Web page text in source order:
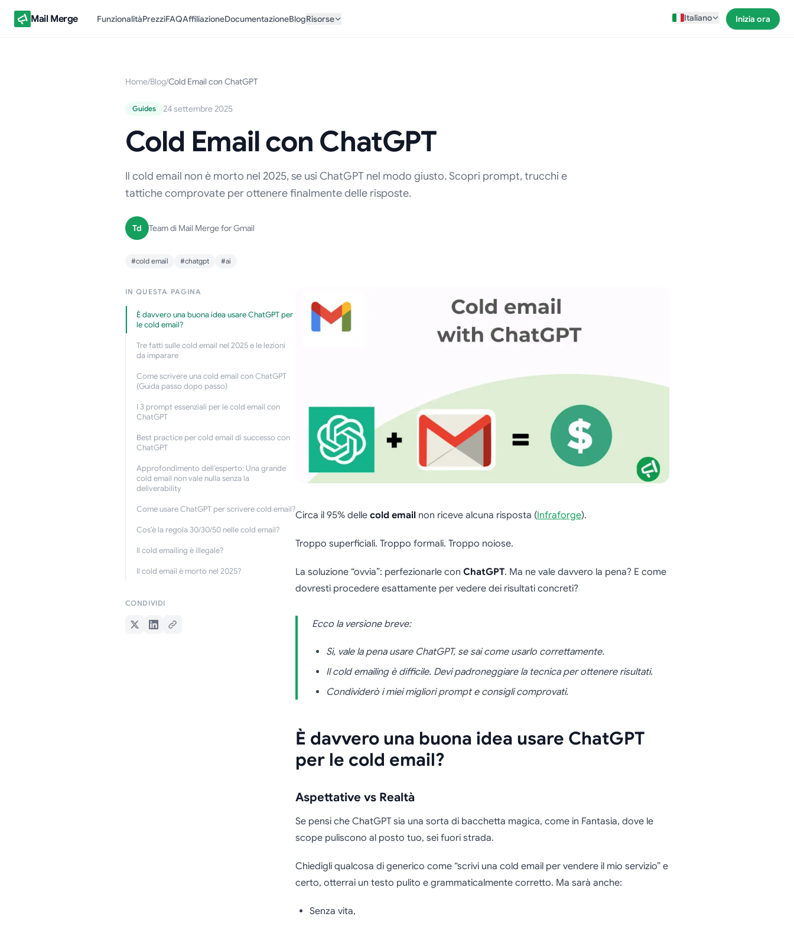
Mail Merge FunzionalitàPrezziFAQAffiliazioneDocumentazioneBlogRisorse Italiano Inizia ora
Home/Blog/Cold Email con ChatGPT
Guides 24 settembre 2025
Cold Email con ChatGPT
Il cold email non è morto nel 2025, se usi ChatGPT nel modo giusto. Scopri prompt, trucchi e
tattiche comprovate per ottenere finalmente delle risposte.
Td Team di Mail Merge for Gmail
#cold email #chatgpt #ai
IN QUESTA PAGINA
È davvero una buona idea usare ChatGPT per
le cold email?
Tre fatti sulle cold email nel 2025 e le lezioni
da imparare
Come scrivere una cold email con ChatGPT
(Guida passo dopo passo)
I 3 prompt essenziali per le cold email con
ChatGPT
Best practice per cold email di successo con
ChatGPT
Approfondimento dell’esperto: Una grande
cold email non vale nulla senza la
deliverability
Come usare ChatGPT per scrivere cold email?
Cos’è la regola 30/30/50 nelle cold email?
Il cold emailing è illegale?
Il cold email è morto nel 2025?
CONDIVIDI
Circa il 95% delle cold emailnon riceve alcuna risposta (Infraforge).
Troppo superficiali. Troppo formali. Troppo noiose.
La soluzione “ovvia”: perfezionarle con ChatGPT. Ma ne vale davvero la pena? E come
dovresti procedere esattamente per vedere dei risultati concreti?
Ecco la versione breve:
Sì, vale la pena usare ChatGPT, se sai come usarlo correttamente.
Il cold emailing è difficile. Devi padroneggiare la tecnica per ottenere risultati.
Condividerò i miei migliori prompt e consigli comprovati.
È davvero una buona idea usare ChatGPT
per le cold email?
Aspettative vs Realtà
Se pensi che ChatGPT sia una sorta di bacchetta magica, come in Fantasia, dove le
scope puliscono al posto tuo, sei fuori strada.
Chiedigli qualcosa di generico come “scrivi una cold email per vendere il mio servizio” e
certo, otterrai un testo pulito e grammaticalmente corretto. Ma sarà anche:
Senza vita,